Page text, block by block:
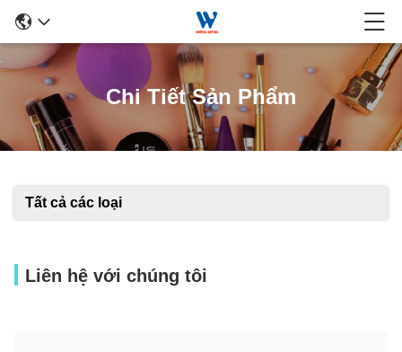
Chi Tiết Sản Phẩm
Tất cả các loại
Liên hệ với chúng tôi